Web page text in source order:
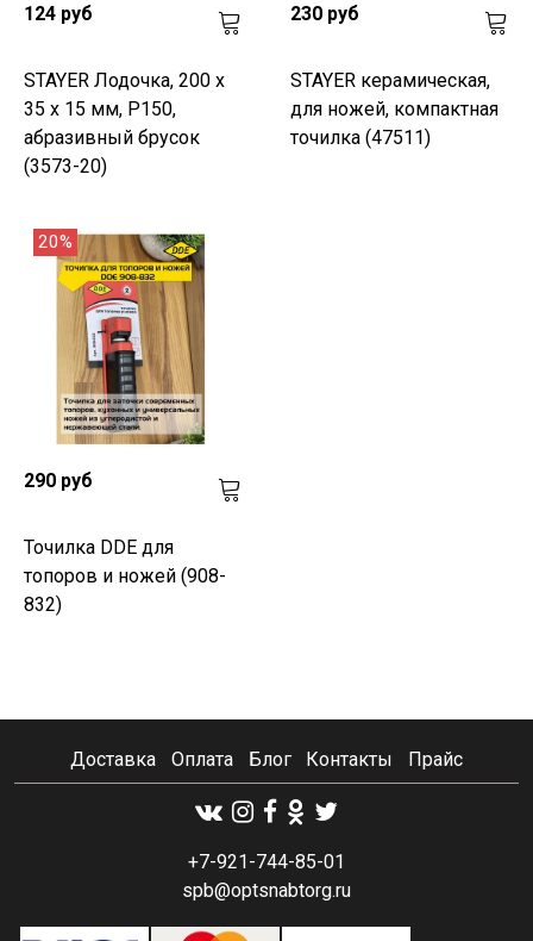
124 руб
STAYER Лодочка, 200 x
35 x 15 мм, P150,
абразивный брусок
(3573-20)
230 руб
STAYER керамическая,
для ножей, компактная
точилка (47511)
20%
290 руб
Точилка DDE для
топоров и ножей (908-
832)
Доставка Оплата Блог Контакты Прайс
+7-921-744-85-01
spb@optsnabtorg.ru